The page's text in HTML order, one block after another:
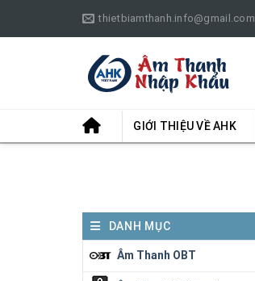
thietbiamthanh.info@gmail.com
GIỚI THIỆU VỀ AHK
DANH MỤC
Âm Thanh OBT